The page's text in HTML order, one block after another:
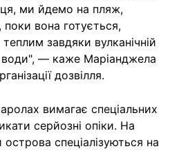
ми йдемо на пляж,
поки вона готується,
завдяки вулканічній
води", — каже Маріанджела
дозвілля.
вимагає спеціальних
серйозні опіки. На
спеціалізуються на